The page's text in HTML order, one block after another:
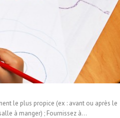
le plus propice (ex : avant ou après le
à manger) ; Fournissez à…